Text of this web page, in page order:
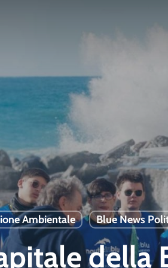
Ambientale Blue News